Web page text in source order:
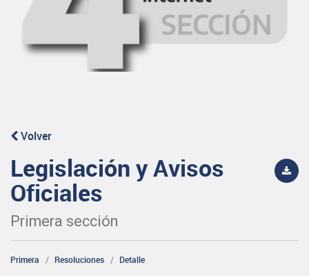
Volver
Legislación y Avisos
Oficiales
Primera sección
Primera Resoluciones Detalle